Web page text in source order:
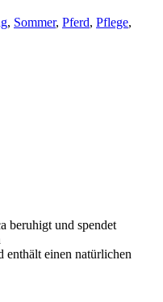
, Sommer, Pferd, Pflege,
beruhigt und spendet
einen natürlichen